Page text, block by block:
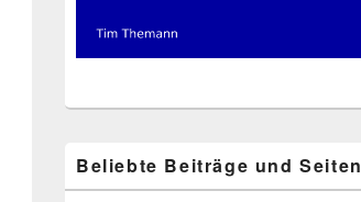
Beliebte Beiträge und Seiten